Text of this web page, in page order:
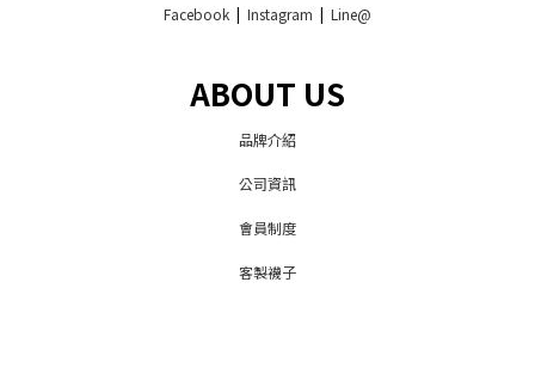
Facebook | Instagram | Line@
ABOUT US
品牌介紹
公司資訊
會員制度
客製襪子